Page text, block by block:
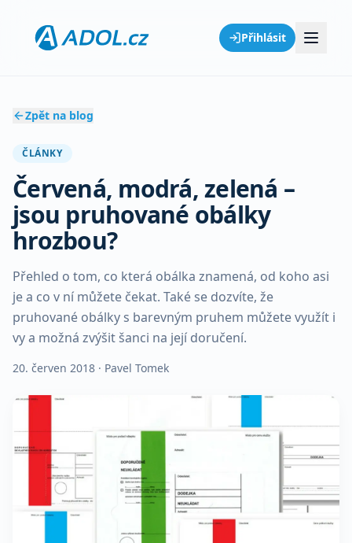
Přihlásit
Zpět na blog
ČLÁNKY
Červená, modrá, zelená –
jsou pruhované obálky
hrozbou?
Přehled o tom, co která obálka znamená, od koho asi
je a co v ní můžete čekat. Také se dozvíte, že
pruhované obálky s barevným pruhem můžete využít i
vy a možná zvýšit šanci na její doručení.
20. červen 2018 · Pavel Tomek